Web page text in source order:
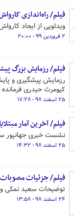
فیلم/ راه‌اندازی
ویدئویی از ایجاد
۲ فروردین ۹۹ - ۲۰:۰۰
فیلم/ رزمایش بزرگ
کیومرث حیدری
۲۵ اسفند ۹۸ - ۱۷:۲۸
فیلم/ آخرین آمار
نشست خبری جهانپور
۲۵ اسفند ۹۸ - ۱۴:۳۲
فیلم/ جزئیات
توضیحات سعید نمکی
۲۴ اسفند ۹۸ - ۱۳:۵۸